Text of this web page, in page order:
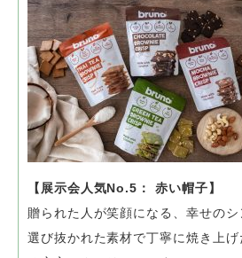
【展示会人気No.5： 赤い帽子】
贈られた人が笑顔になる、幸せのシ
選び抜かれた素材で丁寧に焼き上